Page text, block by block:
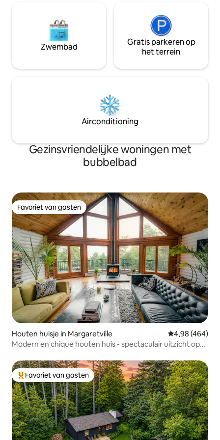
Zwembad
Gratis parkeren op
het terrein
Airconditioning
Gezinsvriendelijke woningen met
bubbelbad
Favoriet van gasten
Favoriet van gasten
Houten huisje in Margaretville Gemiddelde
4,98 (464)
Modern en chique houten huis - spectaculair uitzicht op
Topfavoriet van gasten
Favoriet van gasten